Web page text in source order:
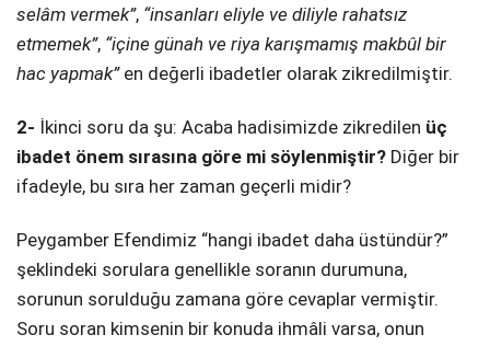
selâm vermek”, “insanları eliyle ve diliyle rahatsız
etmemek”, “içine günah ve riya karışmamış makbûl bir
hac yapmak” en değerli ibadetler olarak zikredilmiştir.
2- İkinci soru da şu: Acaba hadisimizde zikredilen üç
ibadet önem sırasına göre mi söylenmiştir? Diğer bir
ifadeyle, bu sıra her zaman geçerli midir?
Peygamber Efendimiz “hangi ibadet daha üstündür?”
şeklindeki sorulara genellikle soranın durumuna,
sorunun sorulduğu zamana göre cevaplar vermiştir.
Soru soran kimsenin bir konuda ihmâli varsa, onun